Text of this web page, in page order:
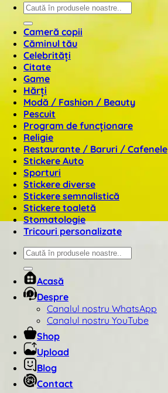
Caută
Cameră copii
Căminul tău
Celebrități
Citate
Game
Hărți
Modă / Fashion / Beauty
Pescuit
Program de funcționare
Religie
Restaurante / Baruri / Cafenele
Stickere Auto
Sporturi
Stickere diverse
Stickere semnalistică
Stickere toaletă
Stomatologie
Tricouri personalizate
Caută
Acasă
Despre
Canalul nostru WhatsApp
Canalul nostru YouTube
Shop
Upload
Blog
Contact